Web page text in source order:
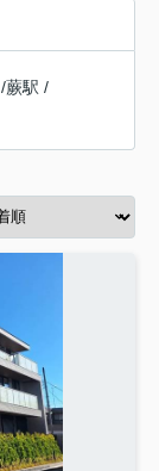
/蕨駅 /